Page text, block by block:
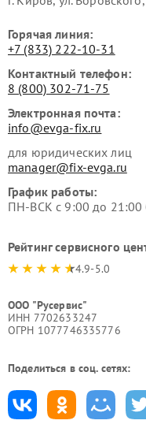
Горячая линия:
+7 (833) 222-10-31
Контактный телефон:
8 (800) 302-71-75
Электронная почта:
info@evga-fix.ru
для юридических лиц
manager@fix-evga.ru
График работы:
ПН-ВСК с 9:00 до 21:00
Рейтинг сервисного
4.9-5.0
ООО "Русервис"
ИНН 7702633247
ОГРН 1077746335776
Поделиться в соц. сетях: